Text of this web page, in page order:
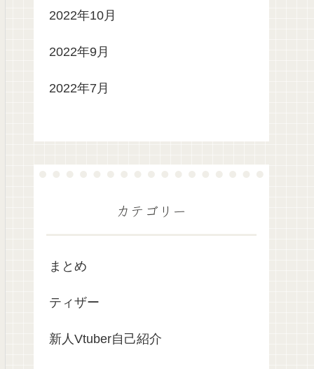
2022年10月
2022年9月
2022年7月
カテゴリー
まとめ
ティザー
新人Vtuber自己紹介